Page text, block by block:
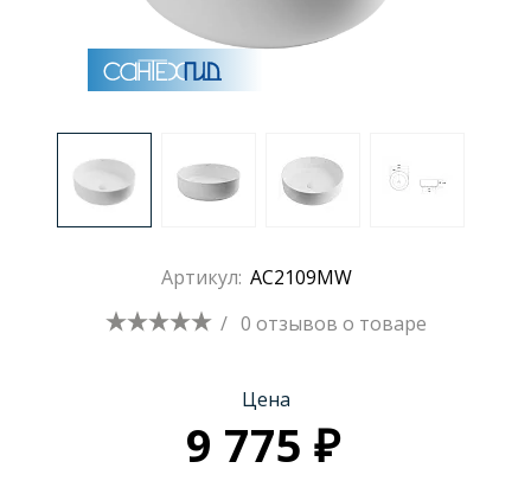
Артикул: AC2109MW
/ 0 отзывов о товаре
Цена
9 775 ₽